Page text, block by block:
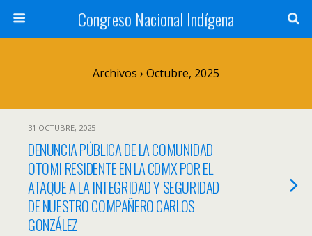
Congreso Nacional Indígena
Archivos › Octubre, 2025
31 OCTUBRE, 2025
DENUNCIA PÚBLICA DE LA COMUNIDAD
OTOMI RESIDENTE EN LA CDMX POR EL
ATAQUE A LA INTEGRIDAD Y SEGURIDAD
DE NUESTRO COMPAÑERO CARLOS
GONZÁLEZ